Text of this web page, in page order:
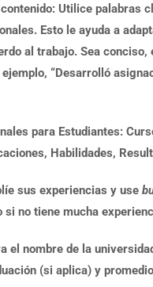
Utilice palabras
Esto le ayuda a
al trabajo. Sea
ejemplo, “Desarrolló
para Estudiantes:
Habilidades,
sus experiencias y use
si no tiene mucha
el nombre de la
(si aplica) y